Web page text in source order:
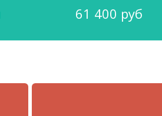
61 400 руб